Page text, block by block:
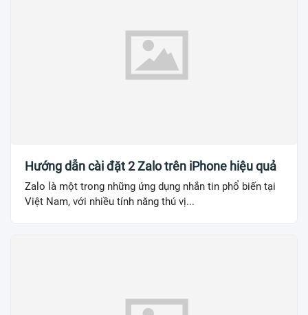
Hướng dẫn cài đặt 2 Zalo trên iPhone hiệu quả
Zalo là một trong những ứng dụng nhắn tin phổ biến tại
Việt Nam, với nhiều tính năng thú vị...